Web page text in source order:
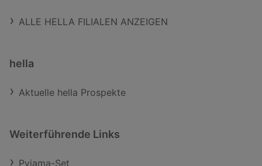
ALLE HELLA FILIALEN ANZEIGEN
hella
Aktuelle hella Prospekte
Weiterführende Links
Pyjama-Set